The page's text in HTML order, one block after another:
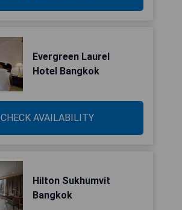
Evergreen Laurel
Hotel Bangkok
CHECK AVAILABILITY
Hilton Sukhumvit
Bangkok